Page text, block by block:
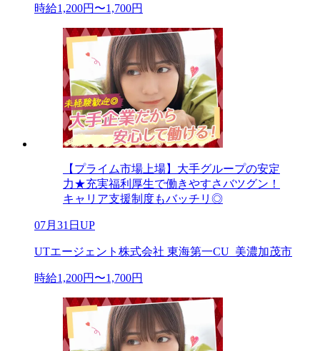
時給1,200円〜1,700円
【プライム市場上場】大手グループの安定
力★充実福利厚生で働きやすさバツグン！
キャリア支援制度もバッチリ◎
07月31日UP
UTエージェント株式会社 東海第一CU_美濃加茂市
時給1,200円〜1,700円